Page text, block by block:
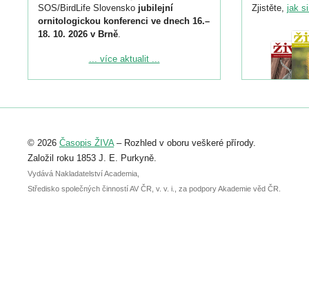
SOS/BirdLife Slovensko jubilejní
ornitologickou konferenci ve dnech 16.–
18. 10. 2026 v Brně.
Podrobnější informace ke konferenci
Registrovat se můžete do 6. září.
abstraktu přihlášené přednášky nebo
posteru je už 30. června.
... více aktualit ...
Zjistěte, jak
© 2026 Časopis ŽIVA– Rozhled v oboru veškeré přírody.
Založil roku 1853 J. E. Purkyně.
Vydává Nakladatelství Academia,
Středisko společných činností AV ČR, v. v. i., za podpory Akademie věd ČR.